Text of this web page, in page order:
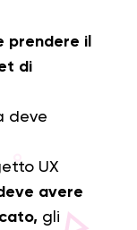
prendere il
di
deve
UX
avere
gli